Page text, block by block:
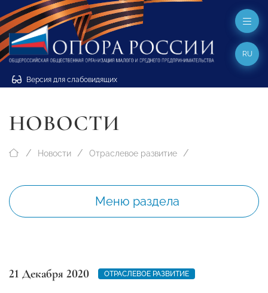
Версия для слабовидящих
RU
НОВОСТИ
Новости Отраслевое развитие
Меню раздела
21 Декабря 2020 ОТРАСЛЕВОЕ РАЗВИТИЕ